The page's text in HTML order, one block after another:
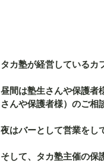
タカ塾が経営している
昼間は塾生さんや保護者
さんや保護者様）のご相
夜はバーとして営業をし
そして、タカ塾主催の保